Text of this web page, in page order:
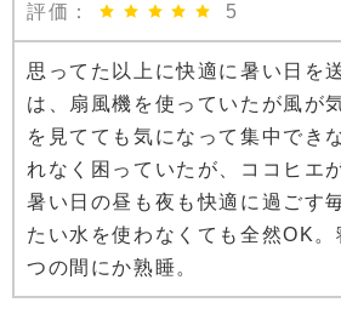
評価：
5
思ってた以上に快適に暑い日を
は、扇風機を使っていたが風が
を見てても気になって集中でき
れなく困っていたが、ココヒエ
暑い日の昼も夜も快適に過ごす
たい水を使わなくても全然OK
つの間にか熟睡。